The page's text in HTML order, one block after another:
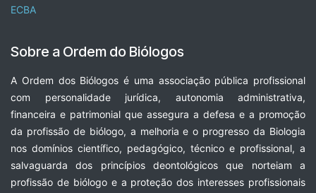
ECBA
Sobre a Ordem do Biólogos
A Ordem dos Biólogos é uma associação pública profissional
com personalidade jurídica, autonomia administrativa,
financeira e patrimonial que assegura a defesa e a promoção
da profissão de biólogo, a melhoria e o progresso da Biologia
nos domínios científico, pedagógico, técnico e profissional, a
salvaguarda dos princípios deontológicos que norteiam a
profissão de biólogo e a proteção dos interesses profissionais